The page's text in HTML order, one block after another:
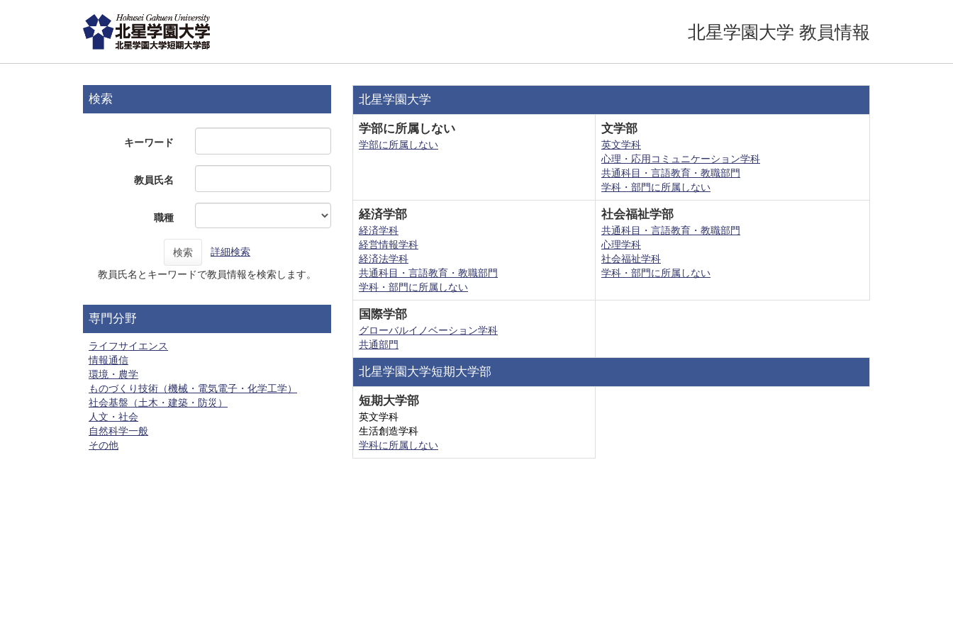
北星学園大学 教員情報
検索
キーワード
教員氏名
職種
検索 詳細検索
教員氏名とキーワードで教員情報を検索します。
専門分野
ライフサイエンス
情報通信
環境・農学
ものづくり技術（機械・電気電子・化学工学）
社会基盤（土木・建築・防災）
人文・社会
自然科学一般
その他
北星学園大学
学部に所属しない
学部に所属しない
文学部
英文学科
心理・応用コミュニケーション学科
共通科目・言語教育・教職部門
学科・部門に所属しない
経済学部
経済学科
経営情報学科
経済法学科
共通科目・言語教育・教職部門
学科・部門に所属しない
社会福祉学部
共通科目・言語教育・教職部門
心理学科
社会福祉学科
学科・部門に所属しない
国際学部
グローバルイノベーション学科
共通部門
北星学園大学短期大学部
短期大学部
英文学科
生活創造学科
学科に所属しない